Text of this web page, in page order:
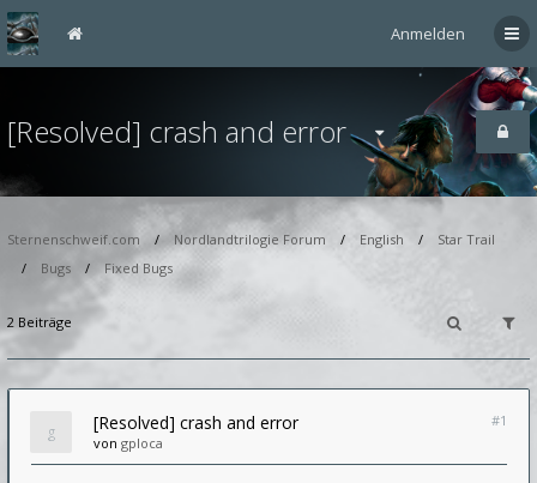
Anmelden
[Resolved] crash and error
Sternenschweif.com Nordlandtrilogie Forum English
Star Trail
Bugs
Fixed Bugs
2 Beiträge
[Resolved] crash and error
#1
von gploca